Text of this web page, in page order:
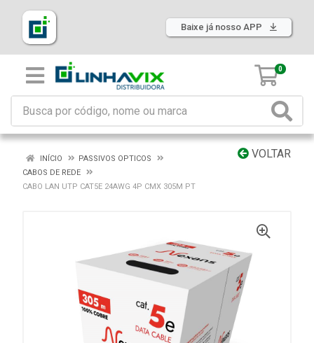
Baixe já nosso APP
0
VOLTAR
INÍCIO
PASSIVOS OPTICOS
CABOS DE REDE
CABO LAN UTP CAT5E 24AWG 4P CMX 305M PT